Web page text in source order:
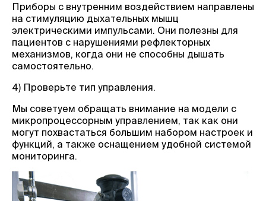
Приборы с внутренним воздействием направлены
на стимуляцию дыхательных мышц
электрическими импульсами. Они полезны для
пациентов с нарушениями рефлекторных
механизмов, когда они не способны дышать
самостоятельно.
4) Проверьте тип управления.
Мы советуем обращать внимание на модели с
микропроцессорным управлением, так как они
могут похвастаться большим набором настроек и
функций, а также оснащением удобной системой
мониторинга.